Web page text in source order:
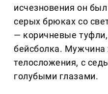
исчезновения он
серых брюках со
— коричневые
бейсболка. Мужчина
телосложения, с
голубыми глазами.